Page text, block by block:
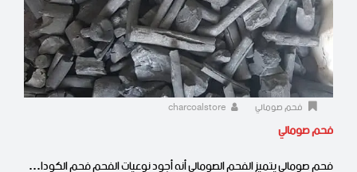
فحم صومالي
فحم صومالي